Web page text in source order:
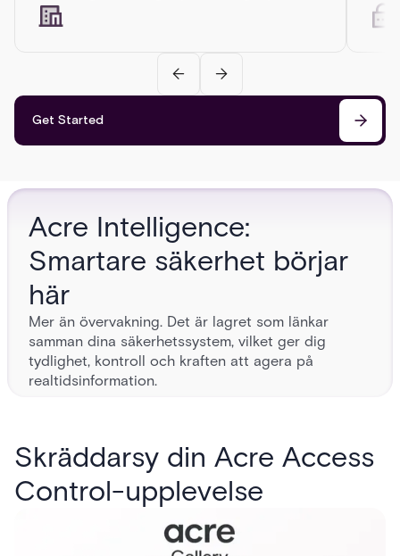
Get Started
Acre Intelligence:
Smartare säkerhet börjar
här
Mer än övervakning. Det är lagret som länkar
samman dina säkerhetssystem, vilket ger dig
tydlighet, kontroll och kraften att agera på
realtidsinformation.
Skräddarsy din Acre Access
Control-upplevelse